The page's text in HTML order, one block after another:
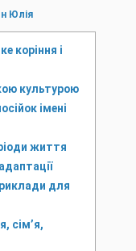
Юлія
коріння і
культурою
імені
життя
для
сім’я,